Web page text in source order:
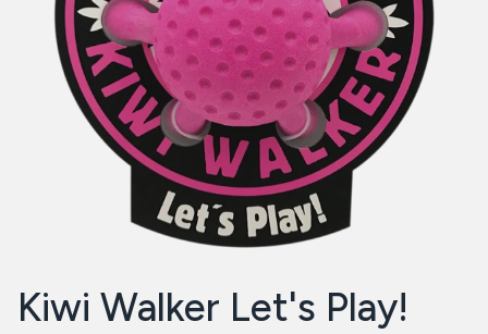
Kiwi Walker Let's Play!